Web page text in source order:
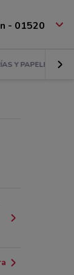
- 01520
Y PAPELERÍAS